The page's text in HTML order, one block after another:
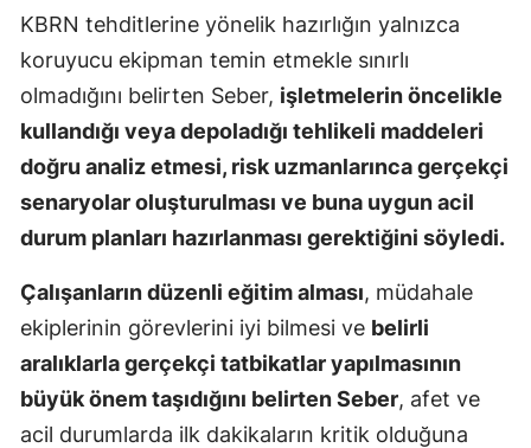
KBRN tehditlerine yönelik hazırlığın yalnızca
koruyucu ekipman temin etmekle sınırlı
olmadığını belirten Seber, işletmelerin öncelikle
kullandığı veya depoladığı tehlikeli maddeleri
doğru analiz etmesi, risk uzmanlarınca gerçekçi
senaryolar oluşturulması ve buna uygun acil
durum planları hazırlanması gerektiğini söyledi.
Çalışanların düzenli eğitim alması, müdahale
ekiplerinin görevlerini iyi bilmesi ve belirli
aralıklarla gerçekçi tatbikatlar yapılmasının
büyük önem taşıdığını belirten Seber, afet ve
acil durumlarda ilk dakikaların kritik olduğuna